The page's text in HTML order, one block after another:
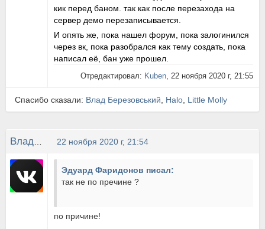
кик перед баном. так как после перезахода на
сервер демо перезаписывается.
И опять же, пока нашел форум, пока залогинился
через вк, пока разобрался как тему создать, пока
написал её, бан уже прошел.
Отредактировал: Kuben, 22 ноября 2020 г, 21:55
Спасибо сказали: Влад Березовський Halo Little Molly
22 ноября 2020 г, 21:54
Эдуард Фаридонов писал:
так не по пречине ?
по причине!